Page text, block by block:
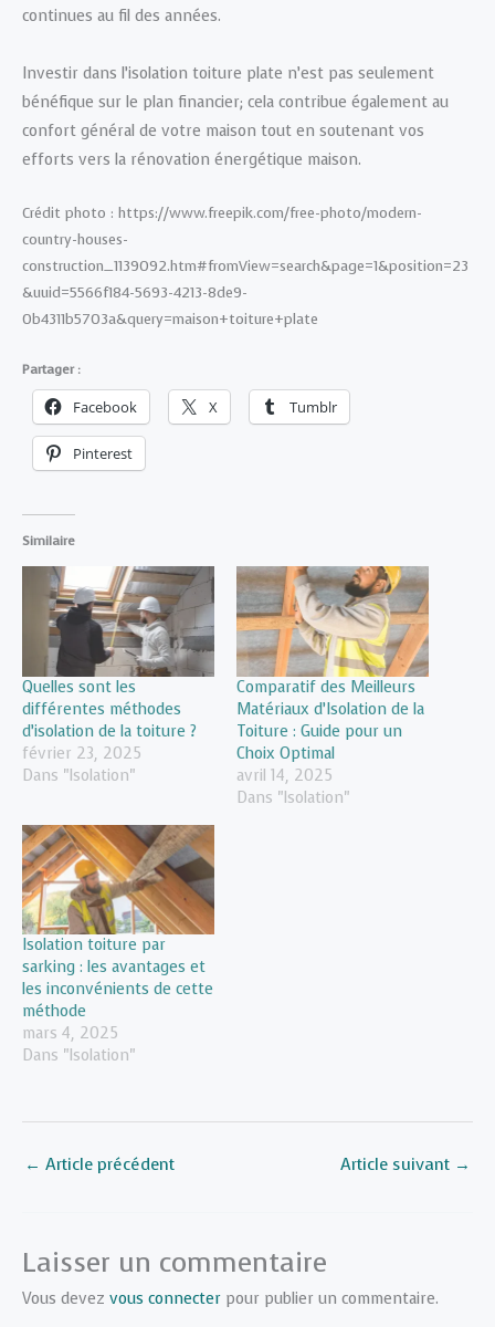
continues au fil des années.
Investir dans l’isolation toiture plate n’est pas seulement
bénéfique sur le plan financier; cela contribue également au
confort général de votre maison tout en soutenant vos
efforts vers la rénovation énergétique maison.
Crédit photo : https://www.freepik.com/free-photo/modern-
country-houses-
construction_1139092.htm#fromView=search&page=1&position=23
&uuid=5566f184-5693-4213-8de9-
0b4311b5703a&query=maison+toiture+plate
Partager :
Facebook X Tumblr
Pinterest
Similaire
Quelles sont les
différentes méthodes
d’isolation de la toiture ?
février 23, 2025
Dans "Isolation"
Comparatif des Meilleurs
Matériaux d’Isolation de la
Toiture : Guide pour un
Choix Optimal
avril 14, 2025
Dans "Isolation"
Isolation toiture par
sarking : les avantages et
les inconvénients de cette
méthode
mars 4, 2025
Dans "Isolation"
← Article précédent Article suivant →
Laisser un commentaire
Vous devez vous connecter pour publier un commentaire.